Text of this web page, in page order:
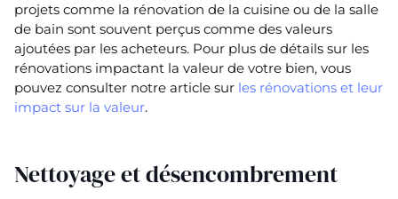
projets comme la rénovation de la cuisine ou de la salle
de bain sont souvent perçus comme des valeurs
ajoutées par les acheteurs. Pour plus de détails sur les
rénovations impactant la valeur de votre bien, vous
pouvez consulter notre article sur les rénovations et leur
impact sur la valeur.
Nettoyage et désencombrement